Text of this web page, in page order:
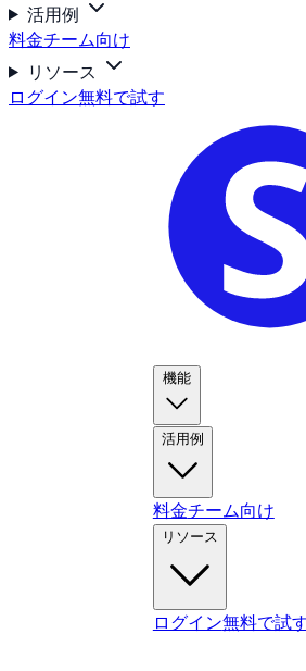
活用例
料金チーム向け
リソース
ログイン無料で試す
機能
活用例
料金チーム向け
リソース
ログイン無料で試